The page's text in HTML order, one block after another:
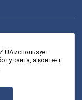
использует
сайта, а контент